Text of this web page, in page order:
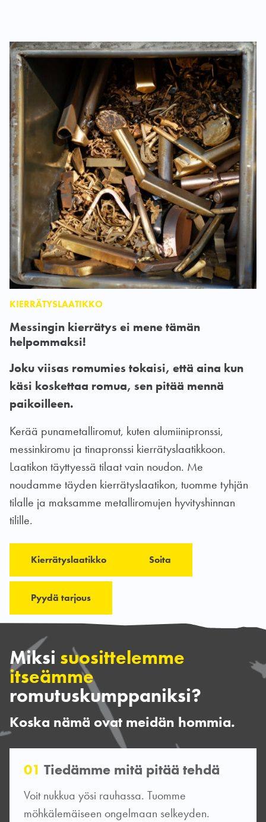
KIERRÄTYSLAATIKKO
Messingin kierrätys ei mene tämän
helpommaksi!
Joku viisas romumies tokaisi, että aina kun
käsi koskettaa romua, sen pitää mennä
paikoilleen.
Kerää punametalliromut, kuten alumiinipronssi,
messinkiromu ja tinapronssi kierrätyslaatikkoon.
Laatikon täyttyessä tilaat vain noudon. Me
noudamme täyden kierrätyslaatikon, tuomme tyhjän
tilalle ja maksamme metalliromujen hyvityshinnan
tilille.
Kierrätyslaatikko Soita
Pyydä tarjous
Miksi suosittelemme
itseämme
romutuskumppaniksi?
Koska nämä ovat meidän hommia.
01 Tiedämme mitä pitää tehdä
Voit nukkua yösi rauhassa. Tuomme
möhkälemäiseen ongelmaan selkeyden.